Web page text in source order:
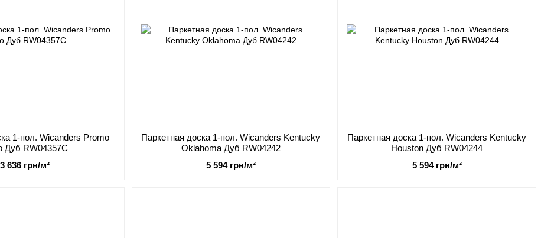
1-пол. Wicanders Promo
Дуб RW04357С
3 636 грн/м²
Паркетная доска 1-пол. Wicanders Kentucky
Oklahoma Дуб RW04242
5 594 грн/м²
Паркетная доска 1-пол. Wicanders Kentucky
Houston Дуб RW04244
5 594 грн/м²